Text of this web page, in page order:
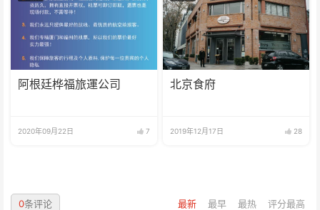
阿根廷桦福旅運公司
2020年09月22日 7
北京食府
2019年12月17日 28
最新 最早 最热 评分最高
0条评论